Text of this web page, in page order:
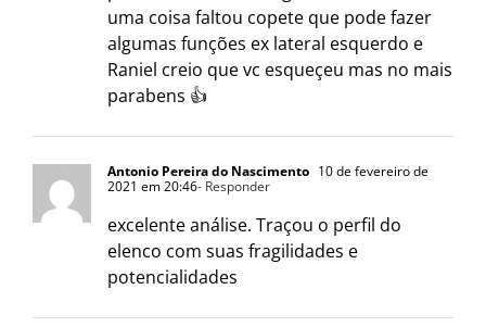
uma coisa faltou copete que pode fazer
algumas funções ex lateral esquerdo e
Raniel creio que vc esqueçeu mas no mais
parabens 👍
Antonio Pereira do Nascimento 10 de fevereiro de
2021 em 20:46- Responder
excelente análise. Traçou o perfil do
elenco com suas fragilidades e
potencialidades